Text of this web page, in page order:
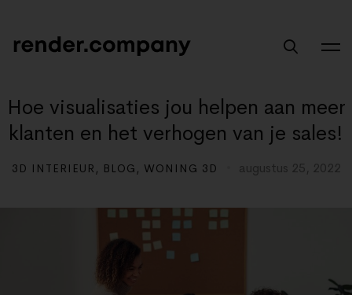
Hoe visualisaties jou helpen aan meer
klanten en het verhogen van je sales!
3D INTERIEUR , BLOG , WONING 3D augustus 25, 2022